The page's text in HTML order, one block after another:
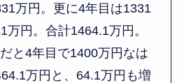
万円。更に4年目は1331
万円。合計1464.1万円。
と4年目で1400万円なは
万円と、64.1万円も増